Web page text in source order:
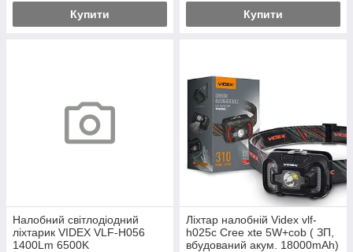
Купити Купити
Налобний світлодіодний
ліхтарик VIDEX VLF-H056
1400Lm 6500K
Ліхтар налобній Videx vlf-
h025c Cree xte 5W+cob ( ЗП,
вбудований акум. 18000mAh)